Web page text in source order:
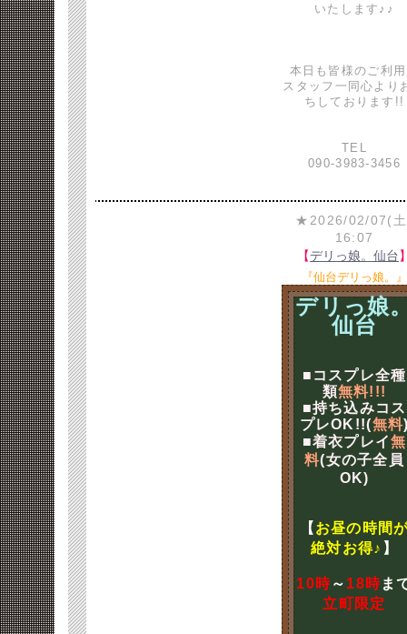
いたします♪♪
本日も皆様のご利
スタッフ一同心より
ちしております!!
TEL
090-3983-3456
★2026/02/07(
16:07
【デリっ娘。仙台
『仙台デリっ娘。』
デリっ娘
仙台
■コスプレ全種
類無料!!!
■持ち込みコス
プレOK!!(無料
■着衣プレイ無
料(女の子全員
OK)
【 お昼の時間
絶対お得♪ 】
10時～ 18時ま
立町限定